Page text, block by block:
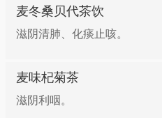
麦冬桑贝代茶饮
滋阴清肺、化痰止咳。
麦味杞菊茶
滋阴利咽。